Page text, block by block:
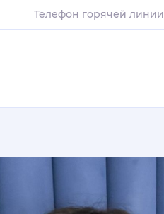
Телефон горячей линии